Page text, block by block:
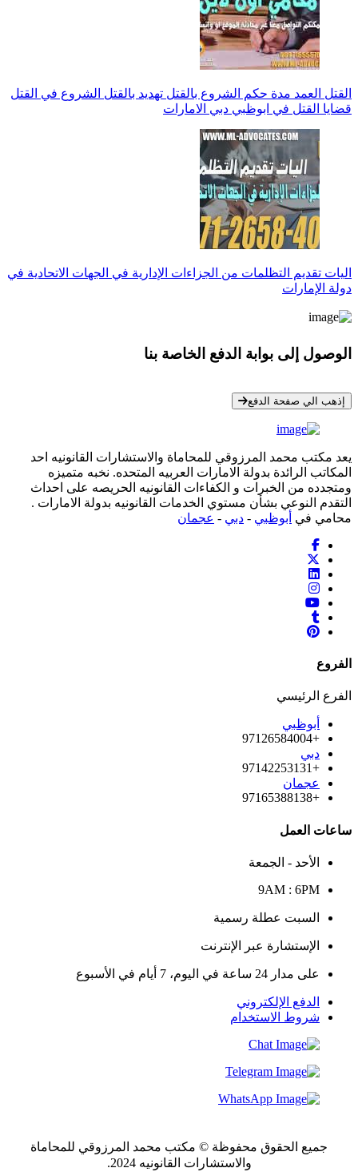
القتل العمد مدة حكم الشروع بالقتل تهديد بالقتل الشروع في القتل
قضايا القتل في ابوظبي دبي الامارات
اليات تقديم التظلمات من الجزاءات الإدارية في الجهات الاتحادية في
دولة الإمارات
الوصول إلى بوابة الدفع الخاصة بنا
إذهب الي صفحة الدفع
يعد مكتب محمد المرزوقي للمحاماة والاستشارات القانونيه احد
المكاتب الرائدة بدولة الامارات العربيه المتحده. نخبه متميزه
ومتجدده من الخبرات و الكفاءات القانونيه الحريصه على احداث
التقدم النوعي بشأن مستوي الخدمات القانونيه بدولة الامارات .
محامي في أبوظبي - دبي - عجمان
الفروع
الفرع الرئيسي
أبوظبي
+97126584004
دبي
+97142253131
عجمان
+97165388138
ساعات العمل
الأحد - الجمعة
9AM : 6PM
السبت عطلة رسمية
الإستشارة عبر الإنترنت
على مدار 24 ساعة في اليوم، 7 أيام في الأسبوع
الدفع الإلكتروني
شروط الاستخدام
جميع الحقوق محفوظة © مكتب محمد المرزوقي للمحاماة
والاستشارات القانونيه 2024.